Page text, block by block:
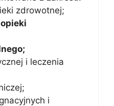
zdrowotnej;
i leczenia
i